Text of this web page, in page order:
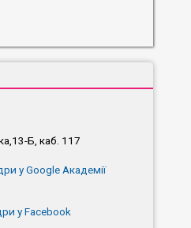
Б, каб. 117
у Google Академії
у Facebook